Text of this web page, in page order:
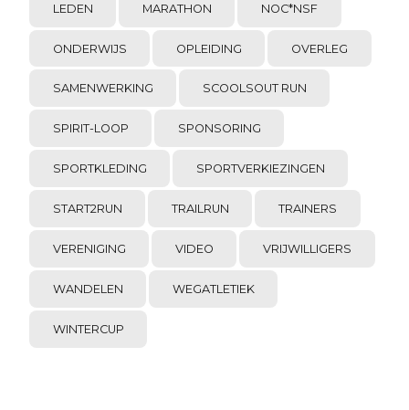
LEDEN MARATHON NOC*NSF
ONDERWIJS OPLEIDING OVERLEG
SAMENWERKING SCOOLSOUT RUN
SPIRIT-LOOP SPONSORING
SPORTKLEDING SPORTVERKIEZINGEN
START2RUN TRAILRUN TRAINERS
VERENIGING VIDEO VRIJWILLIGERS
WANDELEN WEGATLETIEK
WINTERCUP